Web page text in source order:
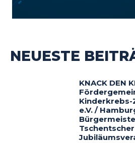
NEUESTE
KNACK DEN
e.V. /